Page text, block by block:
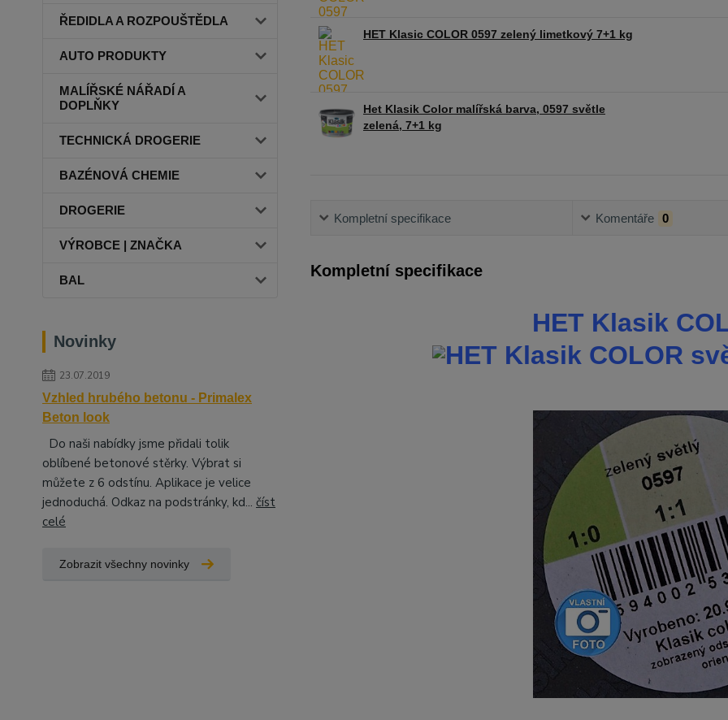
ŘEDIDLA A ROZPOUŠTĚDLA
AUTO PRODUKTY
MALÍŘSKÉ NÁŘADÍ A
DOPLŇKY
TECHNICKÁ DROGERIE
BAZÉNOVÁ CHEMIE
DROGERIE
VÝROBCE | ZNAČKA
BAL
Novinky
23.07.2019
Vzhled hrubého betonu - Primalex
Beton look
Do naši nabídky jsme přidali tolik
oblíbené betonové stěrky. Výbrat si
můžete z 6 odstínu. Aplikace je velice
jednoduchá. Odkaz na podstránky, kd... číst
celé
Zobrazit všechny novinky
HET Klasic COLOR 0597 zelený limetkový 7+1 kg
Het Klasik Color malířská barva, 0597 světle
zelená, 7+1 kg
Kompletní specifikace Komentáře 0
Kompletní specifikace
HET Klasik